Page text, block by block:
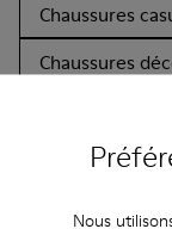
Nous
Chaussures
Chaussures